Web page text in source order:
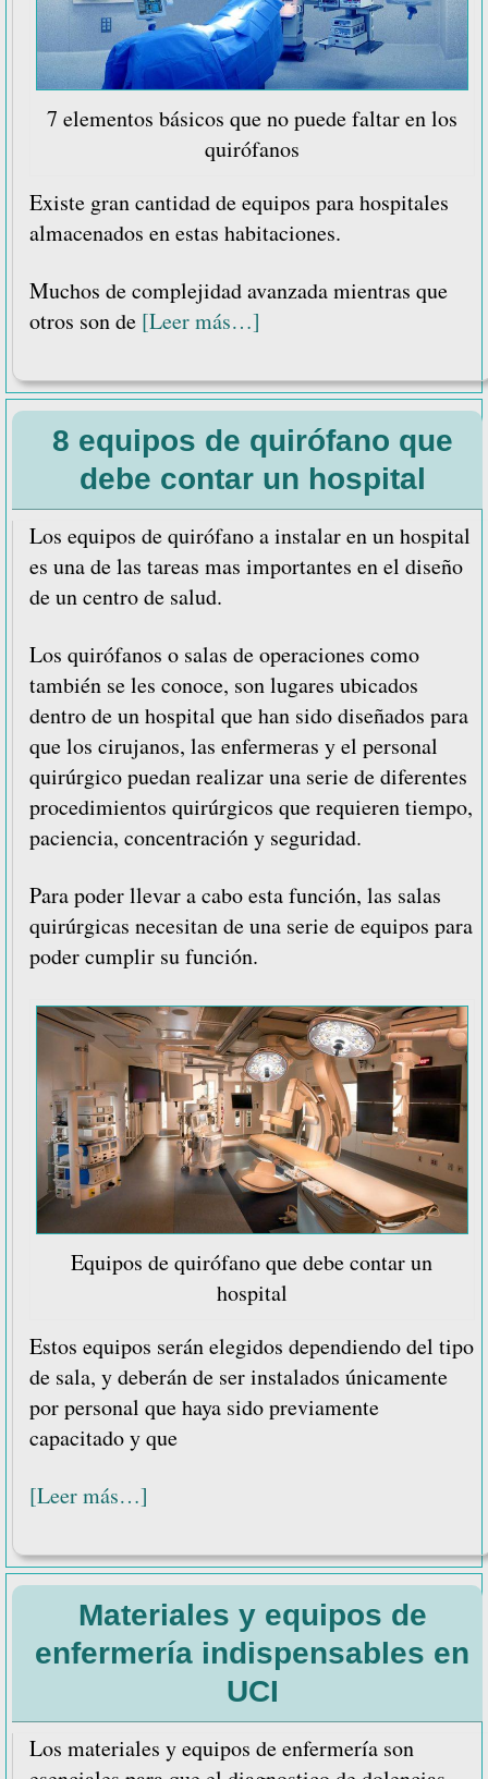
7 elementos básicos que no puede faltar en los
quirófanos
Existe gran cantidad de equipos para hospitales
almacenados en estas habitaciones.
Muchos de complejidad avanzada mientras que
otros son de [Leer más…]
7
elementos
básicos
que
no
puede
faltar
quirófanos
8 equipos de quirófano que
debe contar un hospital
Los equipos de quirófano a instalar en un hospital
es una de las tareas mas importantes en el diseño
de un centro de salud.
Los quirófanos o salas de operaciones como
también se les conoce, son lugares ubicados
dentro de un hospital que han sido diseñados para
que los cirujanos, las enfermeras y el personal
quirúrgico puedan realizar una serie de diferentes
procedimientos quirúrgicos que requieren tiempo,
paciencia, concentración y seguridad.
Para poder llevar a cabo esta función, las salas
quirúrgicas necesitan de una serie de equipos para
poder cumplir su función.
Equipos de quirófano que debe contar un
hospital
Estos equipos serán elegidos dependiendo del tipo
de sala, y deberán de ser instalados únicamente
por personal que haya sido previamente
capacitado y que
[Leer más…]
8
equipos
de
quirófano
un
Materiales y equipos de
enfermería indispensables en
UCI
Los materiales y equipos de enfermería son